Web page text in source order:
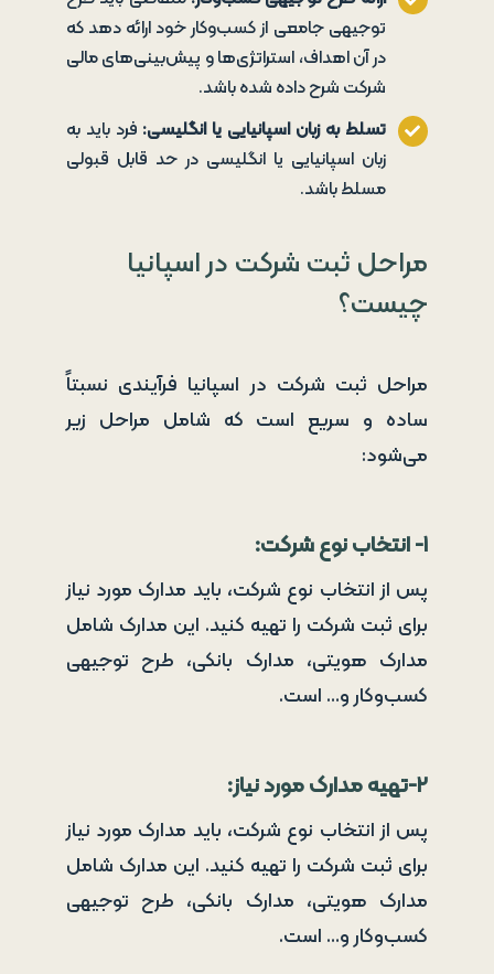
توجیهی جامعی از کسب‌وکار خود ارائه دهد که
در آن اهداف، استراتژی‌ها و پیش‌بینی‌های مالی
شرکت شرح داده شده باشد.
تسلط به زبان اسپانیایی یا انگلیسی: فرد باید به
زبان اسپانیایی یا انگلیسی در حد قابل قبولی
مسلط باشد.
مراحل ثبت شرکت در اسپانیا
چیست؟
مراحل ثبت شرکت در اسپانیا فرآیندی نسبتاً
ساده و سریع است که شامل مراحل زیر
می‌شود:
۱- انتخاب نوع شرکت:
پس از انتخاب نوع شرکت، باید مدارک مورد نیاز
برای ثبت شرکت را تهیه کنید. این مدارک شامل
مدارک هویتی، مدارک بانکی، طرح توجیهی
کسب‌وکار و… است.
۲-تهیه مدارک مورد نیاز:
پس از انتخاب نوع شرکت، باید مدارک مورد نیاز
برای ثبت شرکت را تهیه کنید. این مدارک شامل
مدارک هویتی، مدارک بانکی، طرح توجیهی
کسب‌وکار و… است.